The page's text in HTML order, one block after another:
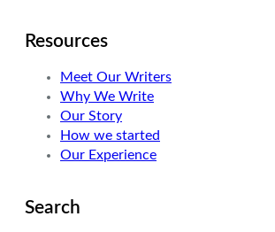
Resources
Meet Our Writers
Why We Write
Our Story
How we started
Our Experience
Search